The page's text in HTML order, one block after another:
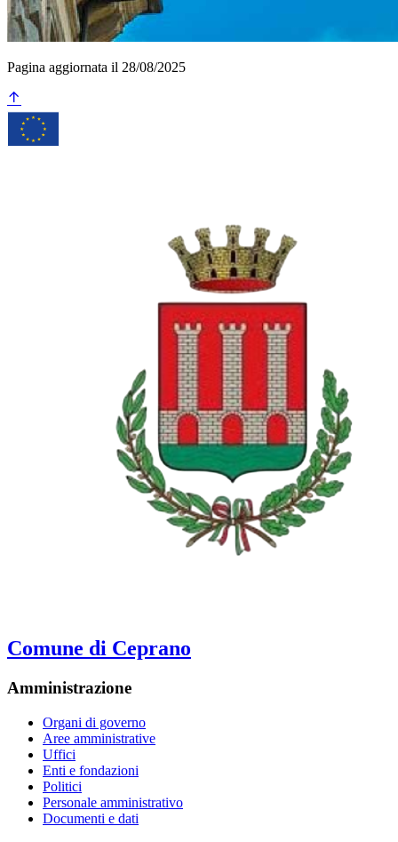
Pagina aggiornata il 28/08/2025
Comune di Ceprano
Amministrazione
Organi di governo
Aree amministrative
Uffici
Enti e fondazioni
Politici
Personale amministrativo
Documenti e dati